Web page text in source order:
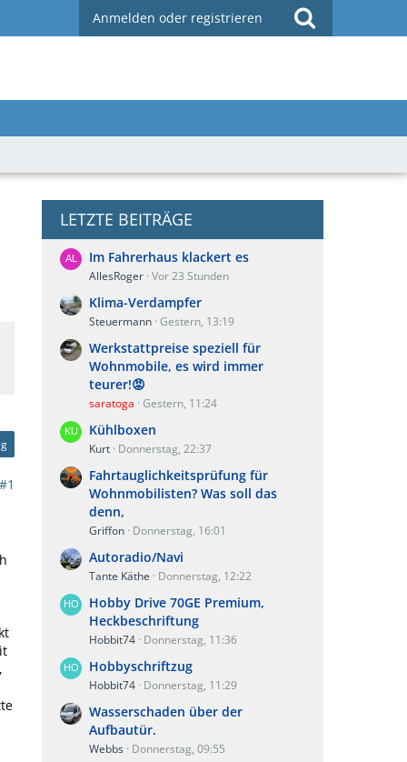
Anmelden oder registrieren
#1
LETZTE BEITRÄGE
Im Fahrerhaus klackert es
AllesRoger Vor 23 Stunden
Klima-Verdampfer
Steuermann Gestern, 13:19
Werkstattpreise speziell für
Wohnmobile, es wird immer
teurer!😡
saratoga Gestern, 11:24
Kühlboxen
Kurt Donnerstag, 22:37
Fahrtauglichkeitsprüfung für
Wohnmobilisten? Was soll das
denn,
Griffon Donnerstag, 16:01
Autoradio/Navi
Tante Käthe Donnerstag, 12:22
Hobby Drive 70GE Premium,
Heckbeschriftung
Hobbit74 Donnerstag, 11:36
Hobbyschriftzug
Hobbit74 Donnerstag, 11:29
Wasserschaden über der
Aufbautür.
Webbs Donnerstag, 09:55